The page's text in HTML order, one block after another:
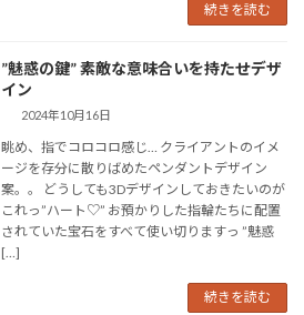
続きを読む
”魅惑の鍵” 素敵な意味合いを持たせデザ
イン
2024年10月16日
眺め、指でコロコロ感じ… クライアントのイメ
ージを存分に散りばめたペンダントデザイン
案。。 どうしても3Dデザインしておきたいのが
これっ”ハート♡” お預かりした指輪たちに配置
されていた宝石をすべて使い切りますっ ”魅惑
[…]
続きを読む